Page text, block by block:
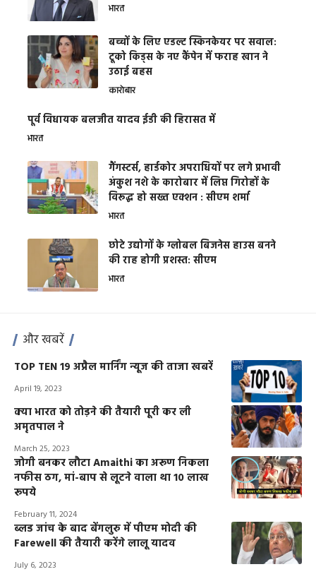
भारत
बच्चों के लिए एडल्ट स्किनकेयर पर सवाल:
टूको किड्स के नए कैंपेन में फराह खान ने
उठाई बहस
कारोबार
पूर्व विधायक बलजीत यादव ईडी की हिरासत में
भारत
गैंगस्टर्स, हार्डकोर अपराधियों पर लगे प्रभावी
अंकुश नशे के कारोबार में लिप्त गिरोहों के
विरूद्ध हो सख्त एक्शन : सीएम शर्मा
भारत
छोटे उद्योगों के ग्लोबल बिजनेस हाउस बनने
की राह होगी प्रशस्त: सीएम
भारत
और खबरें
TOP TEN 19 अप्रैल मार्निंग न्यूज की ताजा खबरें
April 19, 2023
क्या भारत को तोड़ने की तैयारी पूरी कर ली
अमृतपाल ने
March 25, 2023
जोगी बनकर लौटा Amaithi का अरूण निकला
नफीस ठग, मां-बाप से लूटने वाला था 10 लाख
रूपये
February 11, 2024
ब्लड जांच के बाद बेंगलुरु में पीएम मोदी की
Farewell की तैयारी करेंगे लालू यादव
July 6, 2023